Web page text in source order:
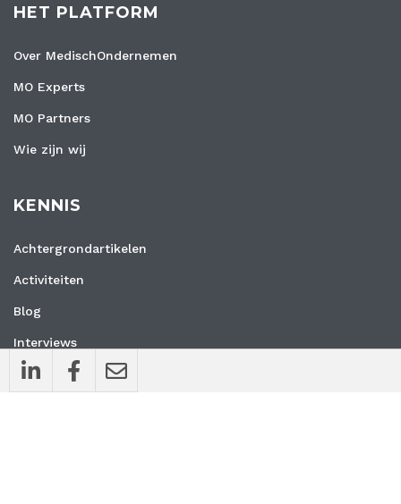
HET PLATFORM
Over MedischOndernemen
MO Experts
MO Partners
Wie zijn wij
KENNIS
Achtergrondartikelen
Activiteiten
Blog
Interviews
Nieuws